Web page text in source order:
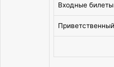
Входные